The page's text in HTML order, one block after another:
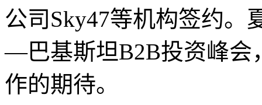
公司Sky47等机构签约。
—巴基斯坦B2B投资峰会
作的期待。